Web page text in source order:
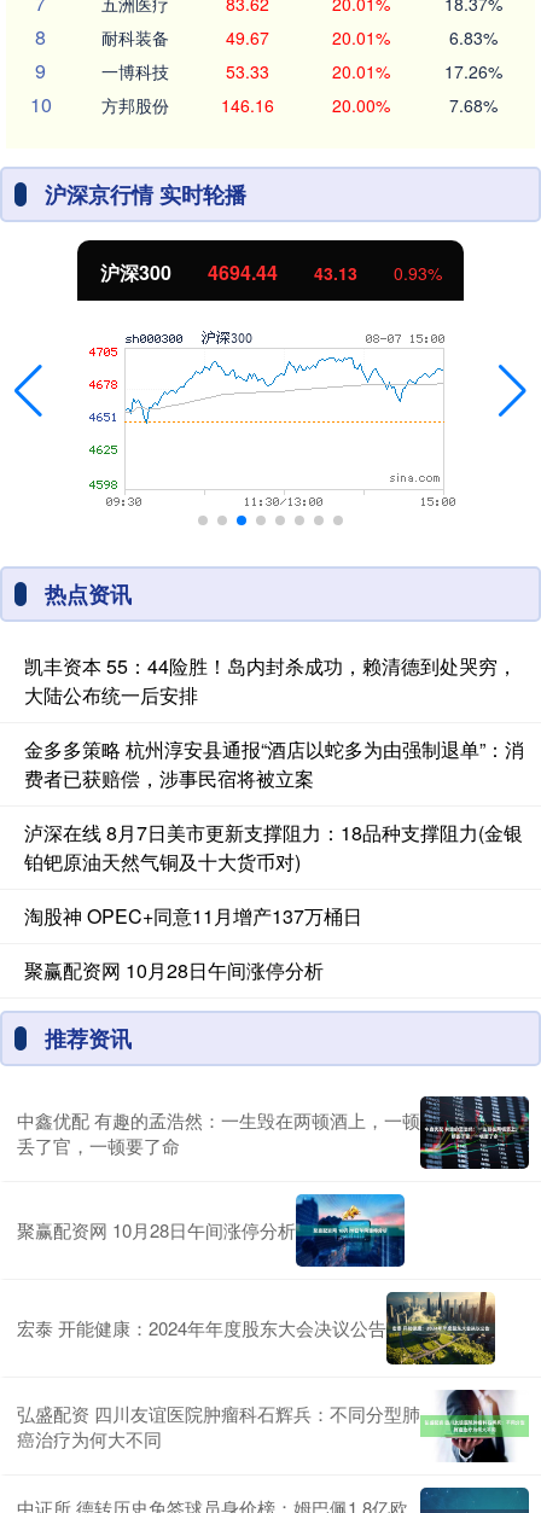
8 耐科装备 49.67 20.01% 6.83%
9 一博科技 53.33 20.01% 17.26%
10 方邦股份 146.16 20.00% 7.68%
沪深京行情 实时轮播
沪深300 4694.44 43.13 0.93%
热点资讯
凯丰资本 55：44险胜！岛内封杀成功，赖清德到处哭穷，
大陆公布统一后安排
金多多策略 杭州淳安县通报“酒店以蛇多为由强制退单”：消
费者已获赔偿，涉事民宿将被立案
泸深在线 8月7日美市更新支撑阻力：18品种支撑阻力(金银
铂钯原油天然气铜及十大货币对)
淘股神 OPEC+同意11月增产137万桶日
聚赢配资网 10月28日午间涨停分析
推荐资讯
中鑫优配 有趣的孟浩然：一生毁在两顿酒上，一顿
丢了官，一顿要了命
聚赢配资网 10月28日午间涨停分析
宏泰 开能健康：2024年年度股东大会决议公告
弘盛配资 四川友谊医院肿瘤科石辉兵：不同分型肺
癌治疗为何大不同
中证所 德转历史免签球员身价榜：姆巴佩1.8亿欧